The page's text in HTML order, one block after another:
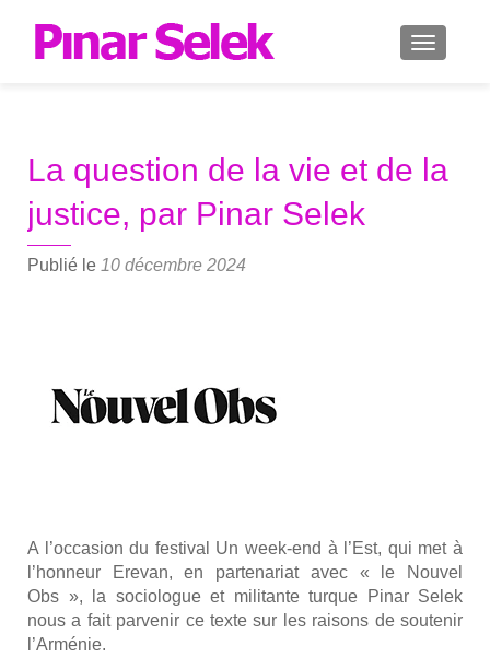
La question de la vie et de la
justice, par Pinar Selek
Publié le 10 décembre 2024
A l’occasion du fes­ti­val Un week-end à l’Est, qui met à
l’honneur Ere­van, en par­te­na­riat avec « le Nou­vel
Obs », la socio­logue et mili­tante turque Pinar Selek
nous a fait par­ve­nir ce texte sur les rai­sons de sou­te­nir
l’Arménie.